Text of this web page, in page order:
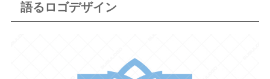
語るロゴデザイン